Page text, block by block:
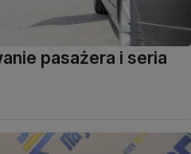
pasażera i seria